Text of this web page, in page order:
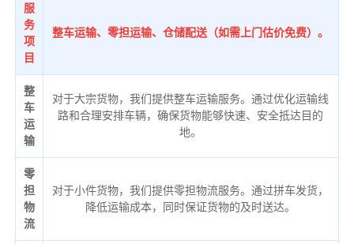
服
务
项
目
整车运输、零担运输、仓储配送（如需上门估价免费）。
整
车
运
输
对于大宗货物，我们提供整车运输服务。通过优化运输线
路和合理安排车辆，确保货物能够快速、安全抵达目的
地。
零
担
物
流
对于小件货物，我们提供零担物流服务。通过拼车发货，
降低运输成本，同时保证货物的及时送达。